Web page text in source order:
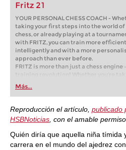
Fritz 21
YOUR PERSONAL CHESS COACH -
taking your first steps into the world of
chess, or already playing at a
with FRITZ, you can train more
intelligently and with a more
approach than ever before.
FRITZ is more than just a chess engine
training revolution! Whether you’re
first steps into the world of club chess,
playing at a tournament level: with
train more efficiently, intelligently and
more personalised approach than
Más...
Reproducción el artículo, publicado
HSBNoticias , con el amable
Quién diría que aquella niña tímida
carrera en el mundo del ajedrez